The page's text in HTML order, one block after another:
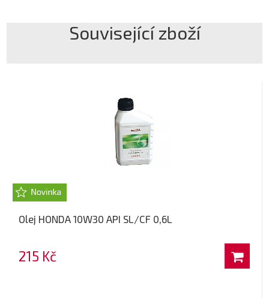
Související zboží
Olej HONDA 10W30 API SL/CF 0,6L
215 Kč